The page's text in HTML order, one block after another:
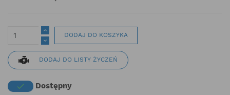
DODAJ DO KOSZYKA
DODAJ DO LISTY ŻYCZEŃ
 Dostępny